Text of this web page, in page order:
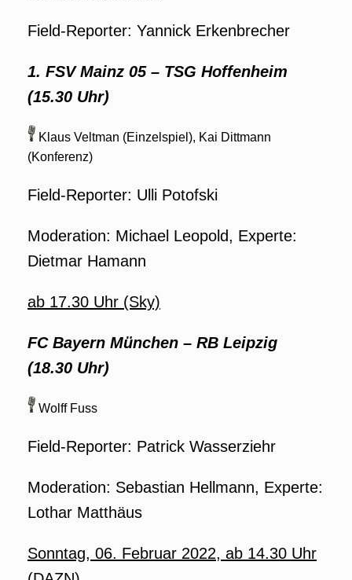
Field-Reporter: Yannick Erkenbrecher
1. FSV Mainz 05 – TSG Hoffenheim
(15.30 Uhr)
Klaus Veltman (Einzelspiel), Kai Dittmann
(Konferenz)
Field-Reporter: Ulli Potofski
Moderation: Michael Leopold, Experte:
Dietmar Hamann
ab 17.30 Uhr (Sky)
FC Bayern München – RB Leipzig
(18.30 Uhr)
Wolff Fuss
Field-Reporter: Patrick Wasserziehr
Moderation: Sebastian Hellmann, Experte:
Lothar Matthäus
Sonntag, 06. Februar 2022, ab 14.30 Uhr